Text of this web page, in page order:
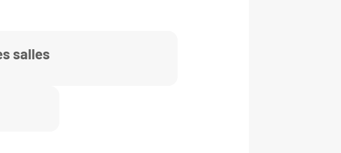
salles